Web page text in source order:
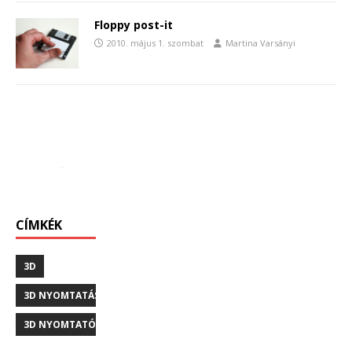
Floppy post-it
2010. május 1. szombat Martina Varsányi
CÍMKÉK
3D
3D NYOMTATÁS
3D NYOMTATÓ